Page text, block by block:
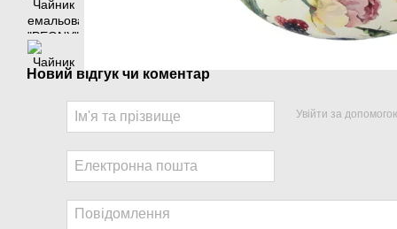
Новий відгук чи коментар
Увійти за